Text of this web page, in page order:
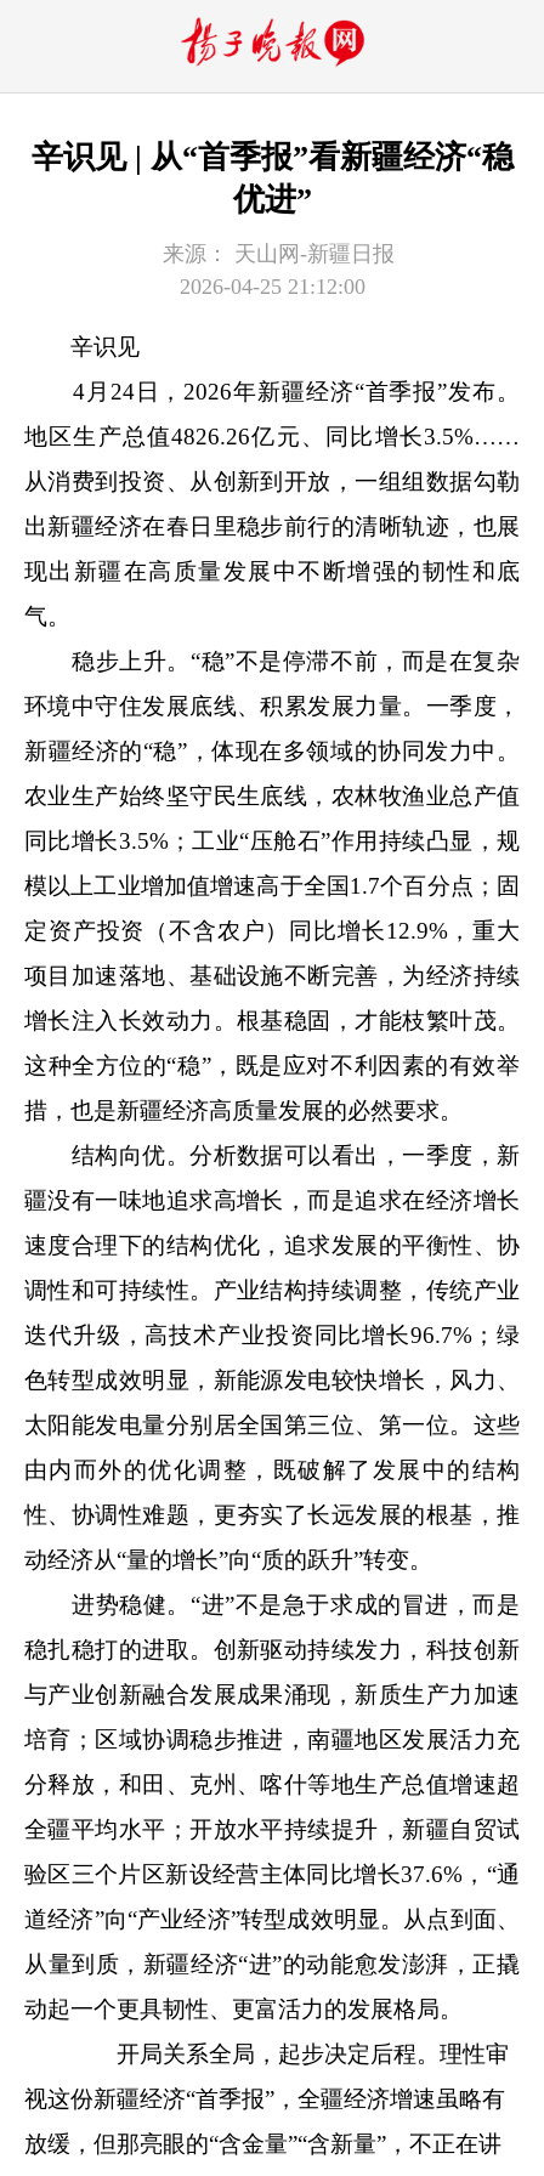
辛识见 | 从“首季报”看新疆经济“稳
优进”
来源：
天山网-新疆日报
2026-04-25 21:12:00
辛识见
4月24日，2026年新疆经济“首季报”发布。
地区生产总值4826.26亿元、同比增长3.5%……
从消费到投资、从创新到开放，一组组数据勾勒
出新疆经济在春日里稳步前行的清晰轨迹，也展
现出新疆在高质量发展中不断增强的韧性和底
气。
稳步上升。“稳”不是停滞不前，而是在复杂
环境中守住发展底线、积累发展力量。一季度，
新疆经济的“稳”，体现在多领域的协同发力中。
农业生产始终坚守民生底线，农林牧渔业总产值
同比增长3.5%；工业“压舱石”作用持续凸显，规
模以上工业增加值增速高于全国1.7个百分点；固
定资产投资（不含农户）同比增长12.9%，重大
项目加速落地、基础设施不断完善，为经济持续
增长注入长效动力。根基稳固，才能枝繁叶茂。
这种全方位的“稳”，既是应对不利因素的有效举
措，也是新疆经济高质量发展的必然要求。
结构向优。分析数据可以看出，一季度，新
疆没有一味地追求高增长，而是追求在经济增长
速度合理下的结构优化，追求发展的平衡性、协
调性和可持续性。产业结构持续调整，传统产业
迭代升级，高技术产业投资同比增长96.7%；绿
色转型成效明显，新能源发电较快增长，风力、
太阳能发电量分别居全国第三位、第一位。这些
由内而外的优化调整，既破解了发展中的结构
性、协调性难题，更夯实了长远发展的根基，推
动经济从“量的增长”向“质的跃升”转变。
进势稳健。“进”不是急于求成的冒进，而是
稳扎稳打的进取。创新驱动持续发力，科技创新
与产业创新融合发展成果涌现，新质生产力加速
培育；区域协调稳步推进，南疆地区发展活力充
分释放，和田、克州、喀什等地生产总值增速超
全疆平均水平；开放水平持续提升，新疆自贸试
验区三个片区新设经营主体同比增长37.6%，“通
道经济”向“产业经济”转型成效明显。从点到面、
从量到质，新疆经济“进”的动能愈发澎湃，正撬
动起一个更具韧性、更富活力的发展格局。
开局关系全局，起步决定后程。理性审
视这份新疆经济“首季报”，全疆经济增速虽略有
放缓，但那亮眼的“含金量”“含新量”，不正在讲